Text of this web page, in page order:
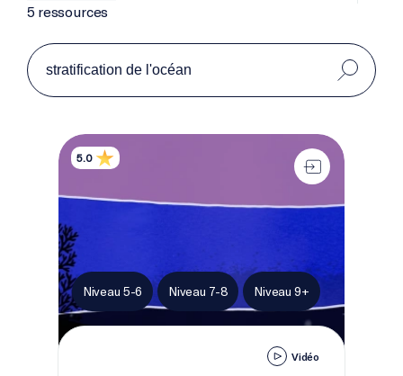
5 ressources
La stratification de l’océan
5.0
Niveau 5-6 Niveau 7-8 Niveau 9+
Vidéo